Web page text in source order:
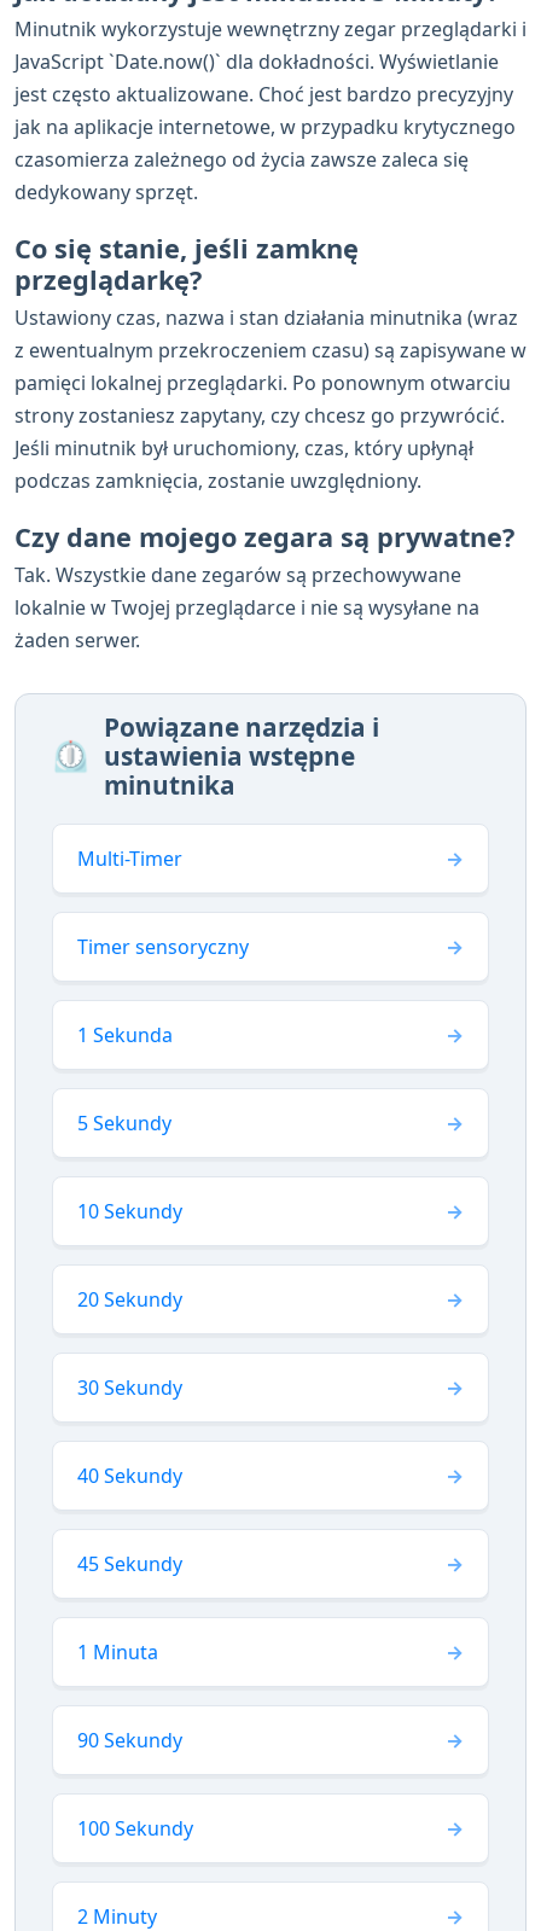
Minutnik wykorzystuje wewnętrzny zegar przeglądarki i
JavaScript `Date.now()` dla dokładności. Wyświetlanie
jest często aktualizowane. Choć jest bardzo precyzyjny
jak na aplikacje internetowe, w przypadku krytycznego
czasomierza zależnego od życia zawsze zaleca się
dedykowany sprzęt.
Co się stanie, jeśli zamknę
przeglądarkę?
Ustawiony czas, nazwa i stan działania minutnika (wraz
z ewentualnym przekroczeniem czasu) są zapisywane w
pamięci lokalnej przeglądarki. Po ponownym otwarciu
strony zostaniesz zapytany, czy chcesz go przywrócić.
Jeśli minutnik był uruchomiony, czas, który upłynął
podczas zamknięcia, zostanie uwzględniony.
Czy dane mojego zegara są prywatne?
Tak. Wszystkie dane zegarów są przechowywane
lokalnie w Twojej przeglądarce i nie są wysyłane na
żaden serwer.
⏲️
Powiązane narzędzia i
ustawienia wstępne
minutnika
Multi-Timer
Timer sensoryczny
1 Sekunda
5 Sekundy
10 Sekundy
20 Sekundy
30 Sekundy
40 Sekundy
45 Sekundy
1 Minuta
90 Sekundy
100 Sekundy
2 Minuty